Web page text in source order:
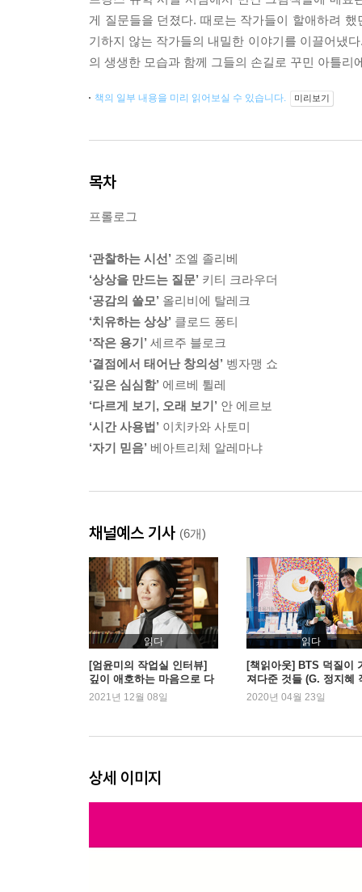
게 질문들을 던졌다. 때로는 작가들이 할애하려
기하지 않는 작가들의 내밀한 이야기를 이끌어냈
의 생생한 모습과 함께 그들의 손길로 꾸민 아틀
책의 일부 내용을 미리 읽어보실 수 있습니다. 미리보기
목차
프롤로그
‘관찰하는 시선’ 조엘 졸리베
‘상상을 만드는 질문’ 키티 크라우더
‘공감의 쓸모’ 올리비에 탈레크
‘치유하는 상상’ 클로드 퐁티
‘작은 용기’ 세르주 블로크
‘결점에서 태어난 창의성’ 벵자맹 쇼
‘깊은 심심함’ 에르베 튈레
‘다르게 보기, 오래 보기’ 안 에르보
‘시간 사용법’ 이치카와 사토미
‘자기 믿음’ 베아트리체 알레마냐
채널예스 기사 (6개)
읽다
[엄윤미의 작업실 인터뷰]
깊이 애호하는 마음으로 다
리를 놓는 일 - 최혜진 작가
2021년 12월 08일
읽다
[책읽아웃] BTS 덕질이
져다준 것들 (G. 정지혜
가)
2020년 04월 23일
상세 이미지